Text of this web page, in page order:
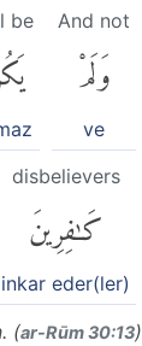
And not
وَلَمْ
ve
be
disbelievers
كَٰفِرِينَ
inkar eder(ler)
(ar-Rūm 30:13)